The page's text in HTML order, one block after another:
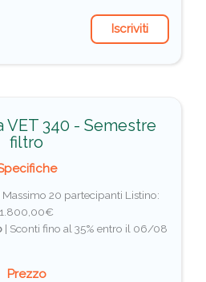
Iscriviti
VET 340 - Semestre
filtro
20 partecipanti Listino:
1.800,00€
| Sconti fino al 35% entro il 06/08
Prezzo